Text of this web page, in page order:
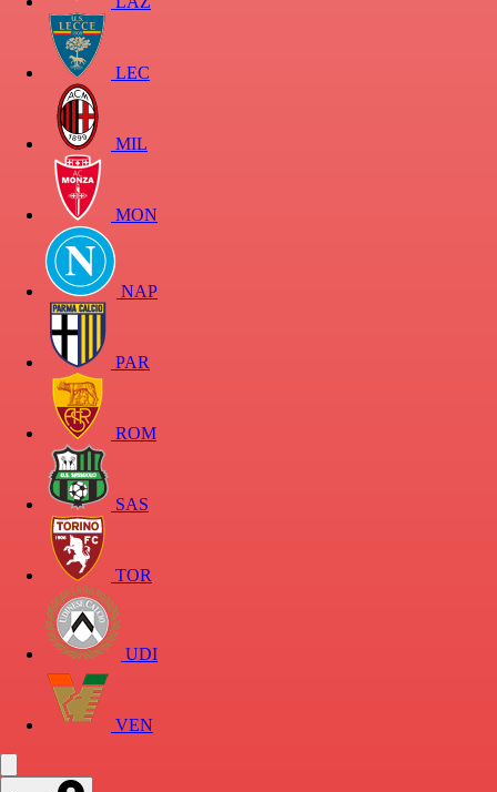
LEC
MIL
MON
NAP
PAR
ROM
SAS
TOR
UDI
VEN